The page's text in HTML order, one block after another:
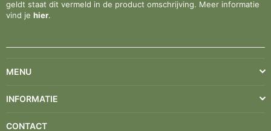
geldt staat dit vermeld in de product omschrijving. Meer informatie
vind je hier.
MENU
INFORMATIE
CONTACT